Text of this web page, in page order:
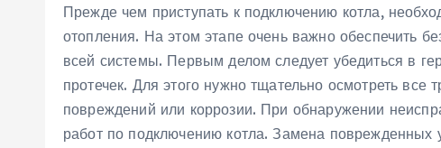
Прежде чем приступать к подключению котла,
отопления. На этом этапе очень важно обеспечить
всей системы. Первым делом следует убедиться в
протечек. Для этого нужно тщательно осмотреть
повреждений или коррозии. При обнаружении
работ по подключению котла. Замена поврежденных